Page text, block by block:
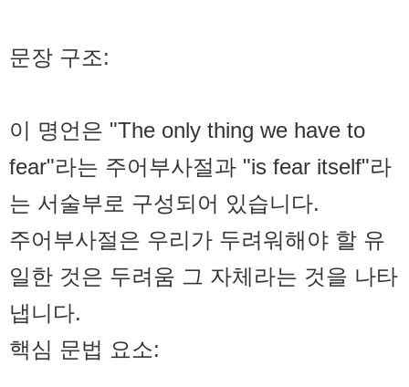
문장 구조:
이 명언은 "The only thing we have to
fear"라는 주어부사절과 "is fear itself"라
는 서술부로 구성되어 있습니다.
주어부사절은 우리가 두려워해야 할 유
일한 것은 두려움 그 자체라는 것을 나타
냅니다.
핵심 문법 요소: